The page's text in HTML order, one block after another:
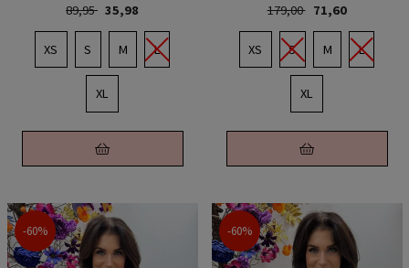
89,95 35,98
XS S M L
XL
179,00 71,60
XS S M L
XL
-60% -60%